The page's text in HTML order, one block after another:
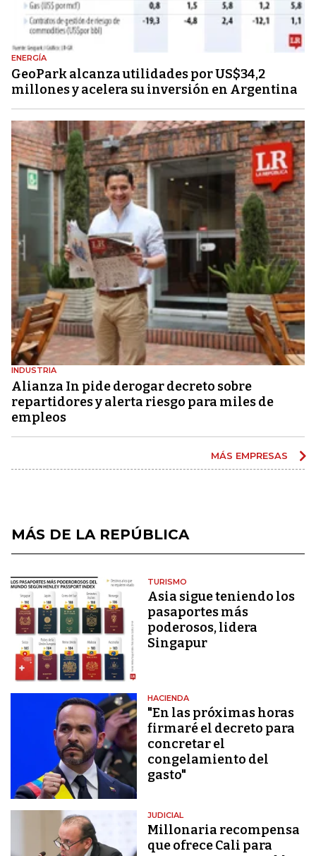
ENERGÍA
GeoPark alcanza utilidades por US$34,2
millones y acelera su inversión en Argentina
INDUSTRIA
Alianza In pide derogar decreto sobre
repartidores y alerta riesgo para miles de
empleos
MÁS EMPRESAS
MÁS DE LA REPÚBLICA
TURISMO
Asia sigue teniendo los
pasaportes más
poderosos, lidera
Singapur
HACIENDA
"En las próximas horas
firmaré el decreto para
concretar el
congelamiento del
gasto"
JUDICIAL
Millonaria recompensa
que ofrece Cali para